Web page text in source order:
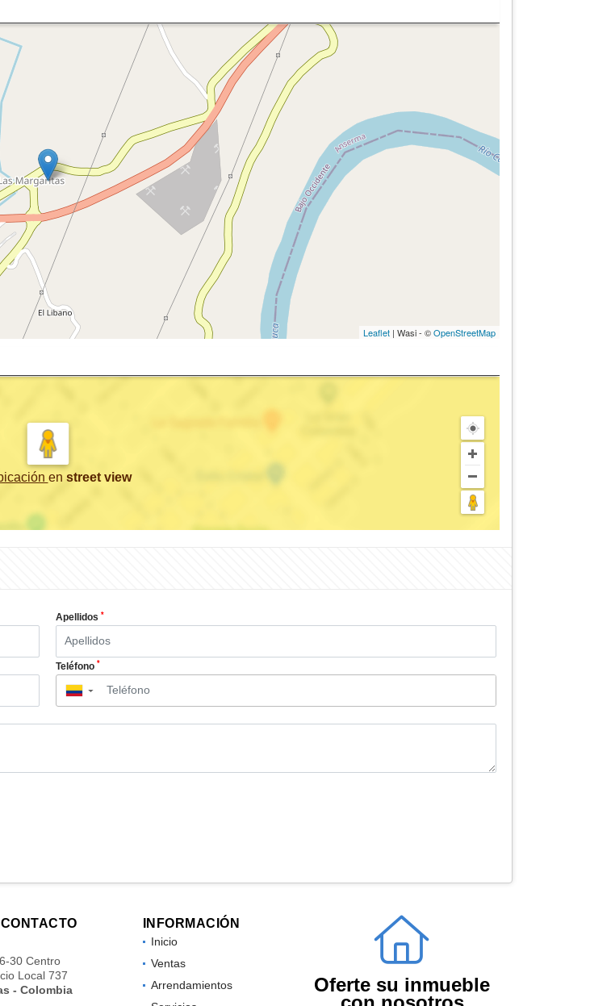
Leaflet | Wasi - ©OpenStreetMap
en street view
Apellidos *
Teléfono *
▼
30 Centro
Local 737
- Colombia
INFORMACIÓN
Inicio
Ventas
Arrendamientos
Oferte su inmueble